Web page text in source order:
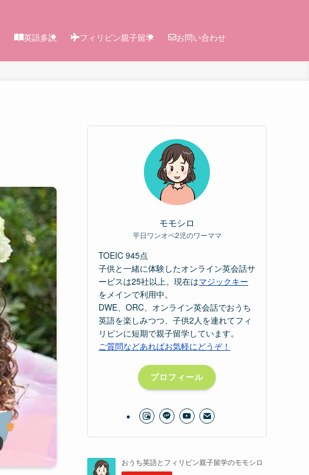
英語多読 フィリピン親子留学 お問い合わせ
モモシロ
平日ワンオペ2児のワーママ
TOEIC 945点
子供と一緒に体験したオンライン英会話サ
ービスは25社以上。現在はマジックキー
をメインで利用中。
DWE、ORC、オンライン英会話でおうち
英語を楽しみつつ、子供2人を連れてフィ
リピンに短期で親子留学しています。
ご質問などあればお気軽にどうぞ！
プロフィール